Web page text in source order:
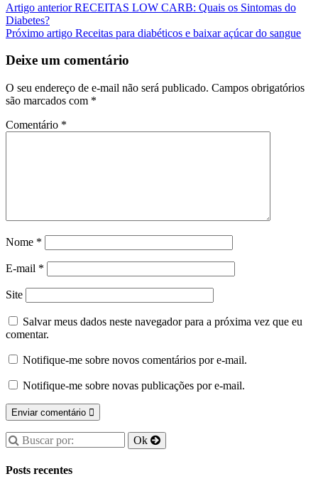
Artigo anteriorRECEITAS LOW CARB: Quais os Sintomas do
Diabetes?
Próximo artigo Receitas para diabéticos e baixar açúcar do sangue
Deixe um comentário
O seu endereço de e-mail não será publicado. Campos obrigatórios
são marcados com *
Comentário *
Nome *
E-mail *
Site
Salvar meus dados neste navegador para a próxima vez que eu
comentar.
Notifique-me sobre novos comentários por e-mail.
Notifique-me sobre novas publicações por e-mail.
Posts recentes